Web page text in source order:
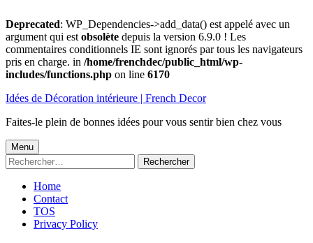
Deprecated: WP_Dependencies->add_data() est appelé avec un
argument qui est obsolète depuis la version 6.9.0 ! Les
commentaires conditionnels IE sont ignorés par tous les navigateurs
pris en charge. in /home/frenchdec/public_html/wp-
includes/functions.php on line 6170
au
Idées de Décoration intérieure | French Decor
Faites-le plein de bonnes idées pour vous sentir bien chez vous
Menu
principal
Menu
Rechercher :
Home
Contact
TOS
Privacy Policy